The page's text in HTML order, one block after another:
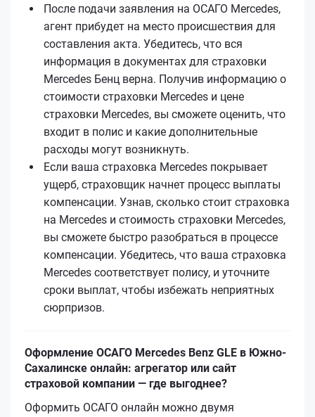
После подачи заявления на ОСАГО Mercedes,
агент прибудет на место происшествия для
составления акта. Убедитесь, что вся
информация в документах для страховки
Mercedes Бенц верна. Получив информацию о
стоимости страховки Mercedes и цене
страховки Mercedes, вы сможете оценить, что
входит в полис и какие дополнительные
расходы могут возникнуть.
Если ваша страховка Mercedes покрывает
ущерб, страховщик начнет процесс выплаты
компенсации. Узнав, сколько стоит страховка
на Mercedes и стоимость страховки Mercedes,
вы сможете быстро разобраться в процессе
компенсации. Убедитесь, что ваша страховка
Mercedes соответствует полису, и уточните
сроки выплат, чтобы избежать неприятных
сюрпризов.
Оформление ОСАГО Mercedes Benz GLE в Южно-
Сахалинске онлайн: агрегатор или сайт
страховой компании — где выгоднее?
Оформить ОСАГО онлайн можно двумя